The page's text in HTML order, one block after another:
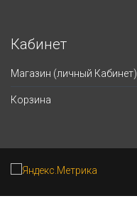
Кабинет
Магазин (личный Кабинет)
Корзина